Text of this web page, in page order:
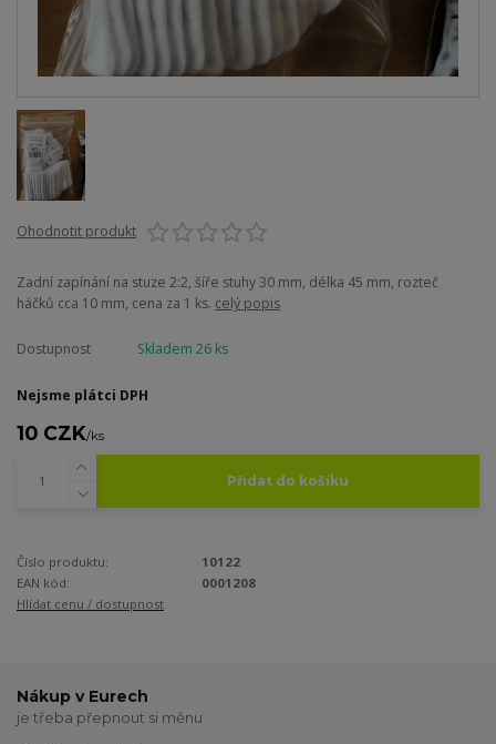
Ohodnotit produkt
Zadní zapínání na stuze 2:2, šíře stuhy 30 mm, délka 45 mm, rozteč
háčků cca 10 mm, cena za 1 ks. celý popis
Dostupnost Skladem 26 ks
Nejsme plátci DPH
10 CZK/ks
Přidat do košíku
Číslo produktu:
10122
EAN kód:
0001208
Hlídat cenu / dostupnost
Nákup v Eurech
je třeba přepnout si měnu